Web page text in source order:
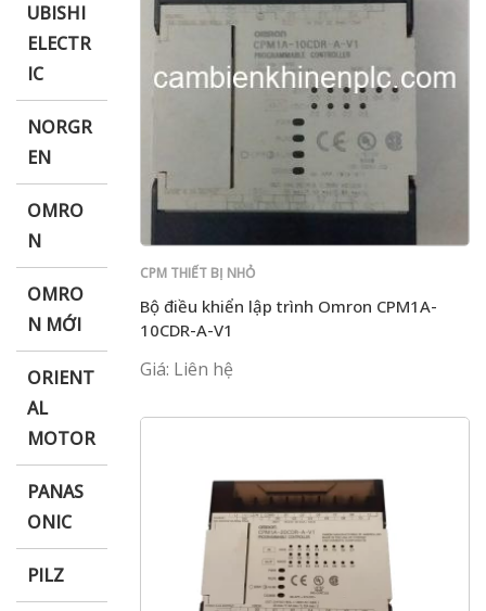
UBISHI
ELECTR
IC
NORGR
EN
OMRO
N
OMRO
N MỚI
ORIENT
AL
MOTOR
PANAS
ONIC
PILZ
CPM THIẾT BỊ NHỎ
Bộ điều khiển lập trình Omron CPM1A-
10CDR-A-V1
Giá: Liên hệ